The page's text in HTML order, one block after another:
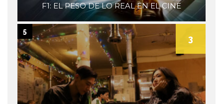
F1: EL PESO DE LO REAL EN EL CINE
3
5